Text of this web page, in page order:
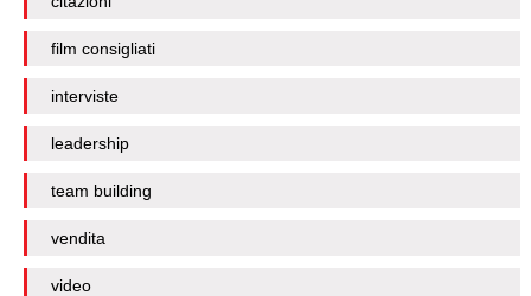
film consigliati
interviste
leadership
team building
vendita
video